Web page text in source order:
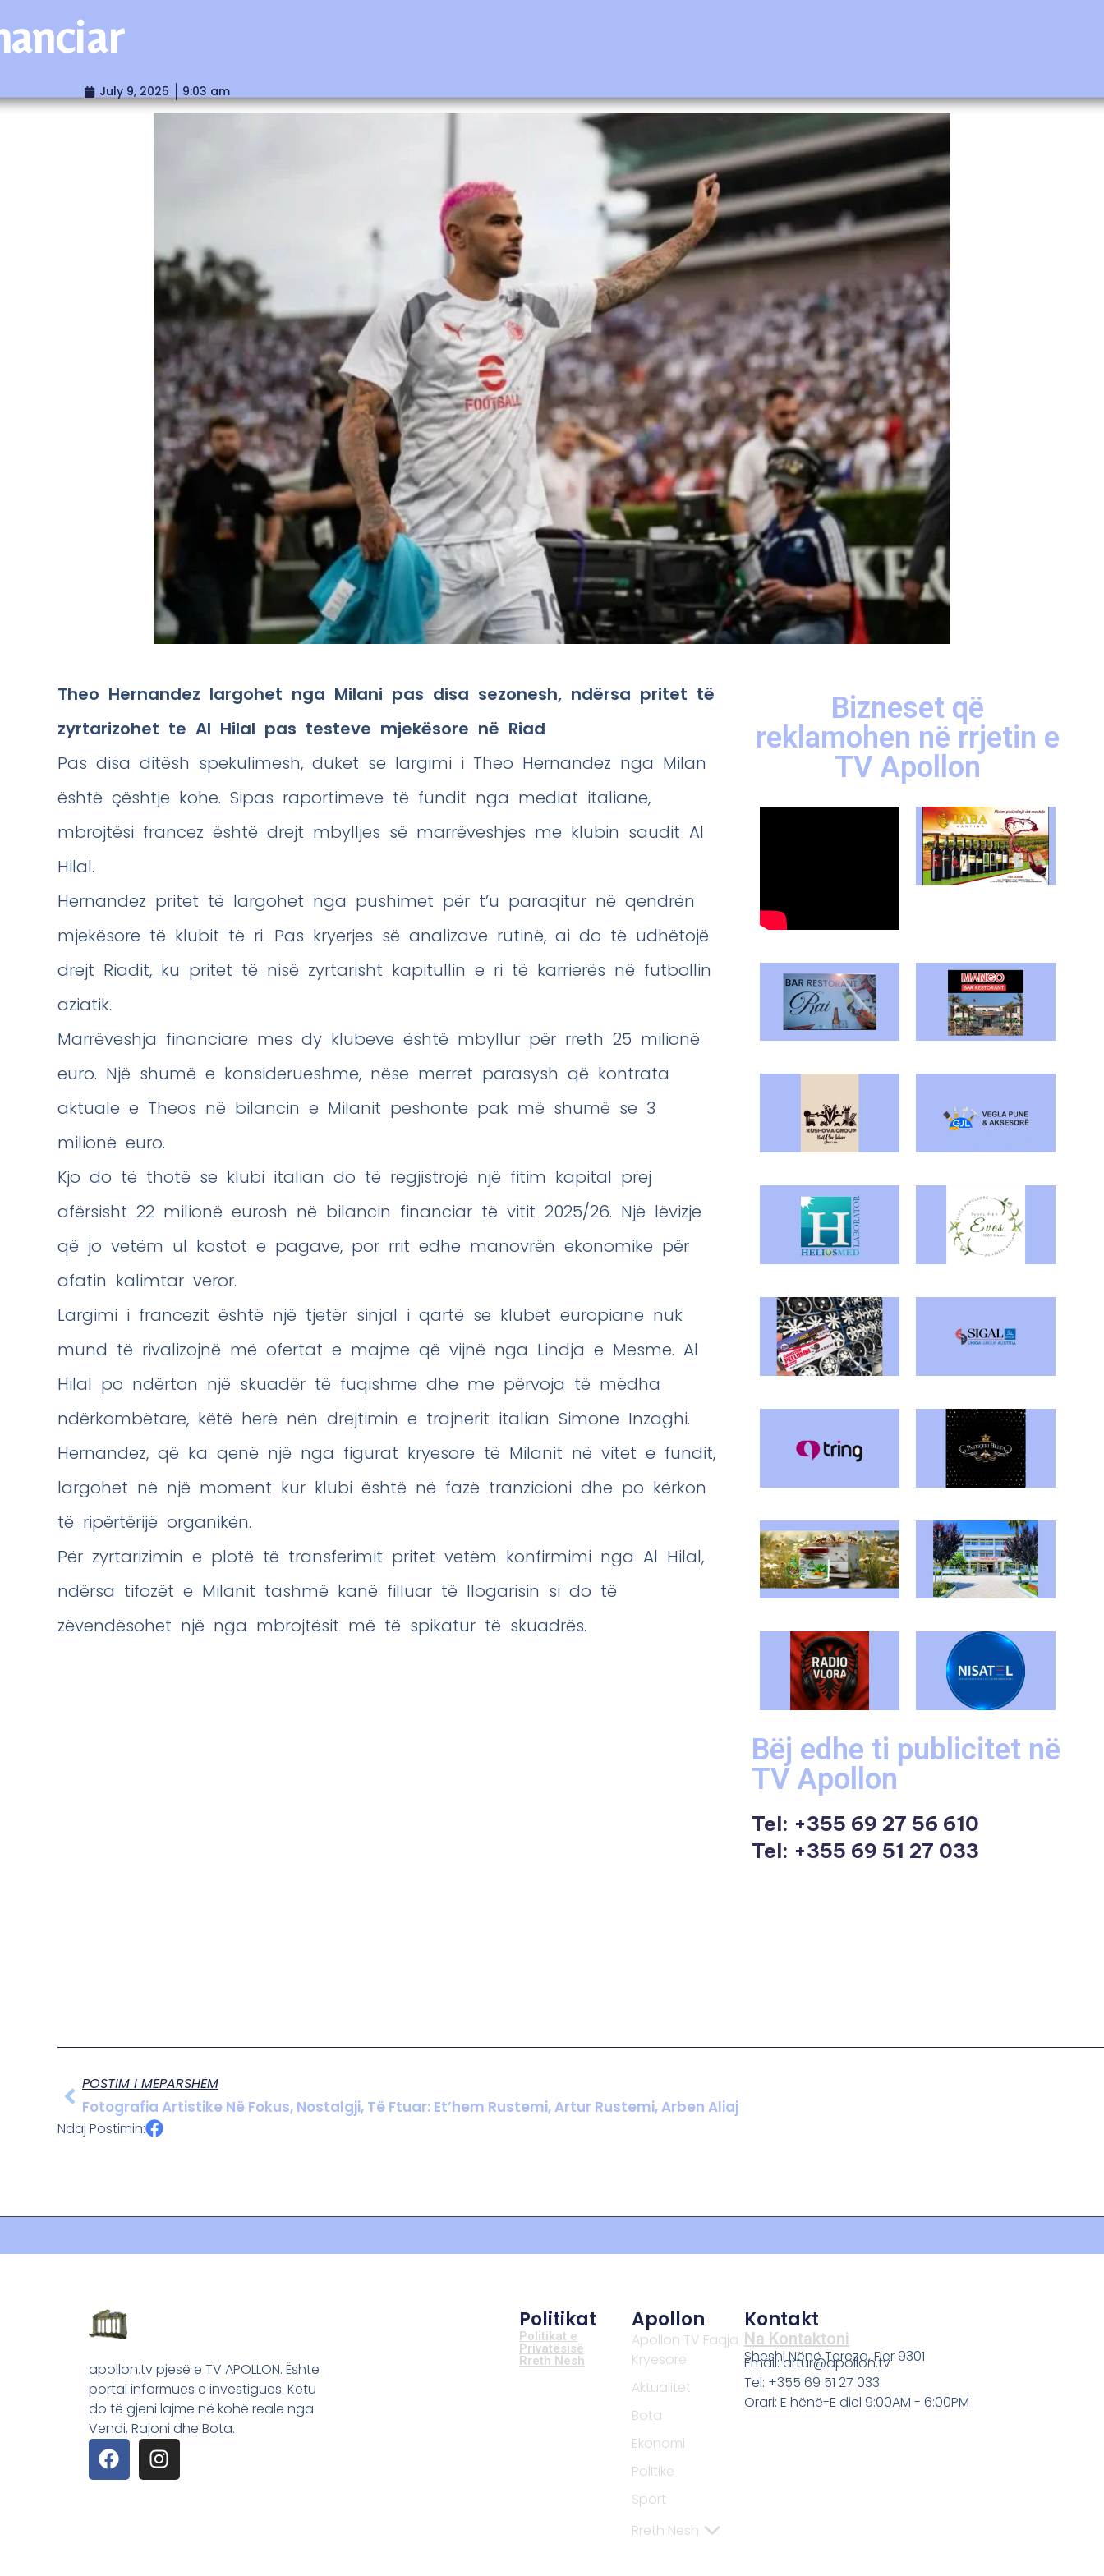
July 9, 2025 9:03 am
Theo Hernandez largohet nga Milani pas disa sezonesh, ndërsa pritet të
zyrtarizohet te Al Hilal pas testeve mjekësore në Riad
Pas disa ditësh spekulimesh, duket se largimi i Theo Hernandez nga Milan
është çështje kohe. Sipas raportimeve të fundit nga mediat italiane,
mbrojtësi francez është drejt mbylljes së marrëveshjes me klubin saudit Al
Hilal.
Hernandez pritet të largohet nga pushimet për t’u paraqitur në qendrën
mjekësore të klubit të ri. Pas kryerjes së analizave rutinë, ai do të udhëtojë
drejt Riadit, ku pritet të nisë zyrtarisht kapitullin e ri të karrierës në futbollin
aziatik.
Marrëveshja financiare mes dy klubeve është mbyllur për rreth 25 milionë
euro. Një shumë e konsiderueshme, nëse merret parasysh që kontrata
aktuale e Theos në bilancin e Milanit peshonte pak më shumë se 3
milionë euro.
Kjo do të thotë se klubi italian do të regjistrojë një fitim kapital prej
afërsisht 22 milionë eurosh në bilancin financiar të vitit 2025/26. Një lëvizje
që jo vetëm ul kostot e pagave, por rrit edhe manovrën ekonomike për
afatin kalimtar veror.
Largimi i francezit është një tjetër sinjal i qartë se klubet europiane nuk
mund të rivalizojnë më ofertat e majme që vijnë nga Lindja e Mesme. Al
Hilal po ndërton një skuadër të fuqishme dhe me përvoja të mëdha
ndërkombëtare, këtë herë nën drejtimin e trajnerit italian Simone Inzaghi.
Hernandez, që ka qenë një nga figurat kryesore të Milanit në vitet e fundit,
largohet në një moment kur klubi është në fazë tranzicioni dhe po kërkon
të ripërtërijë organikën.
Për zyrtarizimin e plotë të transferimit pritet vetëm konfirmimi nga Al Hilal,
ndërsa tifozët e Milanit tashmë kanë filluar të llogarisin si do të
zëvendësohet një nga mbrojtësit më të spikatur të skuadrës.
Bizneset që
reklamohen në rrjetin e
TV Apollon
Bëj edhe ti publicitet në
TV Apollon
Tel: +355 69 27 56 610
Tel: +355 69 51 27 033
POSTIM I MËPARSHËM
Fotografia Artistike Në Fokus, Nostalgji, Të Ftuar: Et’hem Rustemi, Artur Rustemi, Arben Aliaj
Ndaj Postimin:
apollon.tv pjesë e TV APOLLON. Ështe
portal informues e investigues. Këtu
do të gjeni lajme në kohë reale nga
Vendi, Rajoni dhe Bota.
Politikat
Politikat e
Privatësisë
Rreth Nesh
Apollon
Apollon TV Faqja
Kryesore
Aktualitet
Bota
Ekonomi
Politike
Sport
Rreth Nesh
Kontakt
Na Kontaktoni
Sheshi Nënë Tereza, Fier 9301
Email: artur@apollon.tv
Tel: +355 69 51 27 033
Orari: E hënë-E diel 9:00AM - 6:00PM